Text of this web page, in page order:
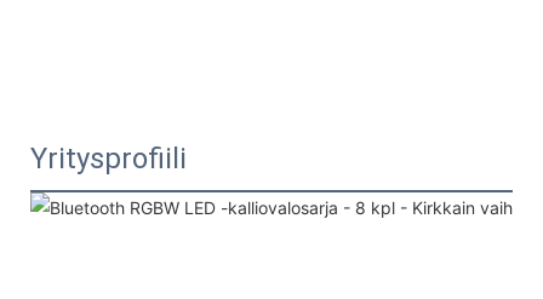
Yritysprofiili